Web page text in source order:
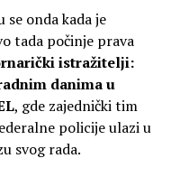
se onda kada je
tada počinje prava
istražitelji:
danima u
, gde zajednički tim
policije ulazi u
svog rada.